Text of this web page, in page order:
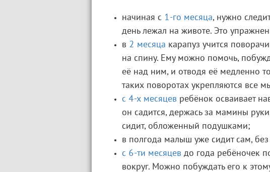
начиная с 1-го месяца, нужно
день лежал на животе. Это
в 2 месяца карапуз учится
на спину. Ему можно помочь,
её над ним, и отводя её медленно
таких поворотах укрепляются все
с 4-х месяцев ребёнок осваивает
он садится, держась за мамины
сидит, обложенный подушками;
в полгода малыш уже сидит сам,
с 6-ти месяцев до года ребёночек
вокруг. Можно побуждать его к